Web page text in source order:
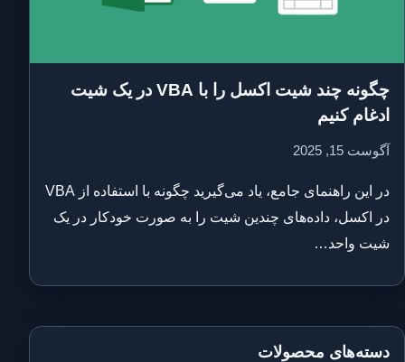
چگونه چند شیت اکسل را با VBA در یک شیت
ادغام کنیم
آگوست 15, 2025
در این راهنمای جامع، یاد می‌گیرید چگونه با استفاده از VBA
در اکسل، داده‌های چندین شیت را به صورت خودکار در یک
شیت واحد…
دسته‌های محصولات